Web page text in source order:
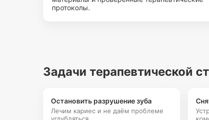
протоколы.
Задачи терапевтической
Остановить разрушение зуба
Лечим кариес и не даём проблеме